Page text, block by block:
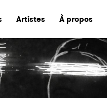
Artistes À propos